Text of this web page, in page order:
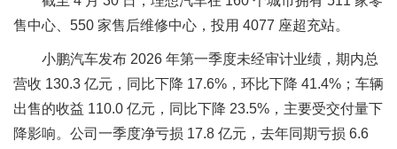
售中心、550 家售后维修中心，投用 4077 座超充站。
小鹏汽车发布 2026 年第一季度未经审计业绩，期内总
营收 130.3 亿元，同比下降 17.6%，环比下降 41.4%；车辆
出售的收益 110.0 亿元，同比下降 23.5%，主要受交付量下
降影响。公司一季度净亏损 17.8 亿元，去年同期亏损 6.6